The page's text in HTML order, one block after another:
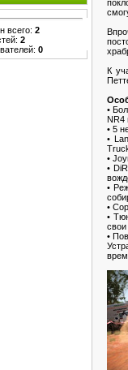
всего: 2
2
0
К
•
NR4
• 5
•
•
•
•
•
•
свои
•